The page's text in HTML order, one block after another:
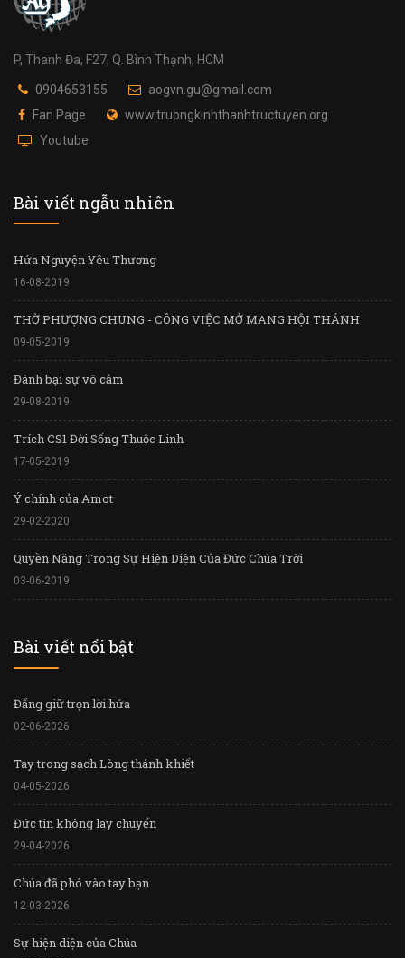
P, Thanh Đa, F27, Q. Bình Thạnh, HCM
0904653155
aogvn.gu@gmail.com
Fan Page
www.truongkinhthanhtructuyen.org
Youtube
Bài viết ngẫu nhiên
Hứa Nguyện Yêu Thương
16-08-2019
THỜ PHƯỢNG CHUNG - CÔNG VIỆC MỞ MANG HỘI THÁNH
09-05-2019
Đánh bại sự vô cảm
29-08-2019
Trích CS1 Đời Sống Thuộc Linh
17-05-2019
Ý chính của Amot
29-02-2020
Quyền Năng Trong Sự Hiện Diện Của Đức Chúa Trời
03-06-2019
Bài viết nổi bật
Đấng giữ trọn lời hứa
02-06-2026
Tay trong sạch Lòng thánh khiết
04-05-2026
Đức tin không lay chuyển
29-04-2026
Chúa đã phó vào tay bạn
12-03-2026
Sự hiện diện của Chúa